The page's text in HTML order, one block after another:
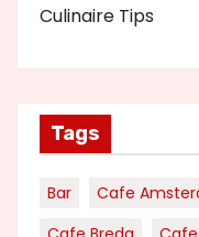
Culinaire Tips
Tags
Bar Cafe